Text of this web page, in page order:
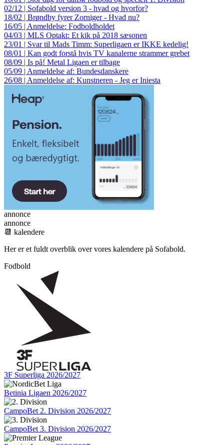
02/12 | Sofabold version 3 - hvad og hvorfor?
18/02 | Brøndby fyrer Zorniger - Hvad nu?
16/05 | Anmeldelse: Fodboldholdet
04/03 | MLS Optakt: Et kik på 2018 sæsonen
23/01 | Svar til Mads Timm: Superligaen er IKKE kedelig!
08/01 | Kan godt forstå hvis TV kanalerne strammer grebet
08/09 | Is på! Metal Ligaen er tilbage
05/09 | Anmeldelse af: Bundesdanskere
26/08 | Anmeldelse af: Kunstneren - Jeg er Iniesta
annonce
annonce
📆 kalendere
Her er et fuldt overblik over vores kalendere på Sofabold.
Fodbold
3F Superliga 2026/2027
Betinia Ligaen 2026/2027
CampoBet 2. Division 2026/2027
CampoBet 3. Division 2026/2027